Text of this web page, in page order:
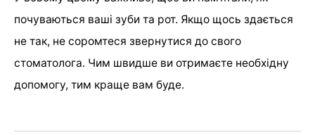
почуваються ваші зуби та рот. Якщо щось здається
не так, не соромтеся звернутися до свого
стоматолога. Чим швидше ви отримаєте необхідну
допомогу, тим краще вам буде.